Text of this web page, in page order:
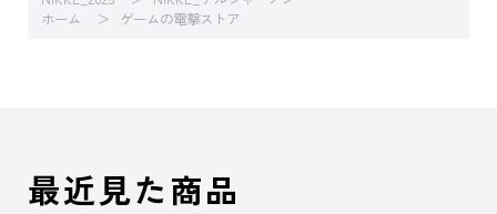
ホーム
ゲームの電撃ストア
最近見た商品